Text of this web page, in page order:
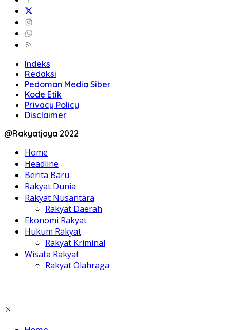
Indeks
Redaksi
Pedoman Media Siber
Kode Etik
Privacy Policy
Disclaimer
@Rakyatjaya 2022
Home
Headline
Berita Baru
Rakyat Dunia
Rakyat Nusantara
Rakyat Daerah
Ekonomi Rakyat
Hukum Rakyat
Rakyat Kriminal
Wisata Rakyat
Rakyat Olahraga